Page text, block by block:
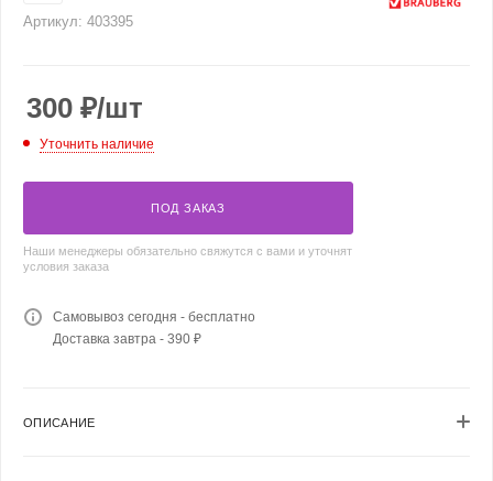
Артикул: 403395
300 ₽/шт
Уточнить наличие
ПОД ЗАКАЗ
Наши менеджеры обязательно свяжутся с вами и уточнят
условия заказа
Самовывоз сегодня - бесплатно
Доставка завтра - 390 ₽
ОПИСАНИЕ